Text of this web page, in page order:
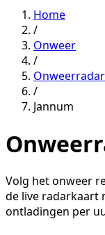
Home
/
Onweer
/
Onweerradar
/
Jannum
Volg het onweer
de live radarkaart
ontladingen per